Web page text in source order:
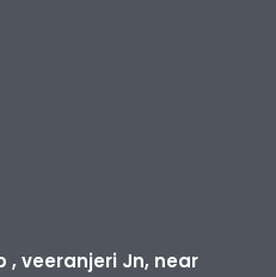
, veeranjeri Jn, near